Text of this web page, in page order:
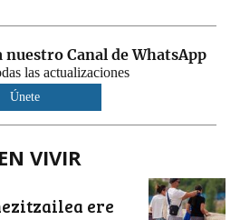
nuestro Canal de WhatsApp
las actualizaciones
Únete
VIVIR
ere